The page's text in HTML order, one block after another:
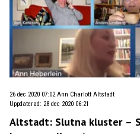
26 dec 2020 07:02 Ann Charlott Altstadt
Uppdaterad: 28 dec 2020 06:21
Altstadt: Slutna kluster –